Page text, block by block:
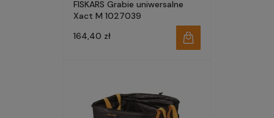
FISKARS Grabie uniwersalne
Xact M 1027039
164,40 zł